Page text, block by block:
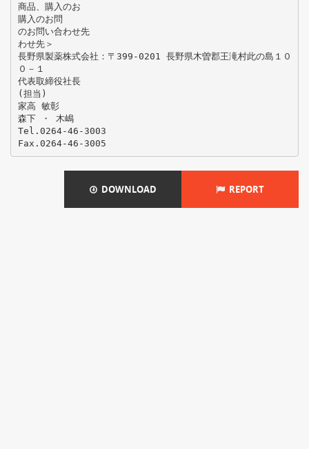
商品、購入のお
購入のお問
のお問い合わせ先
わせ先＞
長野県製薬株式会社：〒399-0201 長野県木曽郡王滝村此の島１０
０－１
代表取締役社長
(担当)
家高 敏彰
森下 ・ 木嶋
Tel.0264-46-3003
DOWNLOAD REPORT